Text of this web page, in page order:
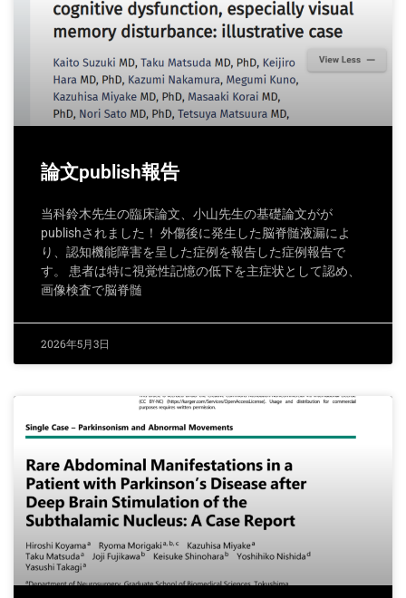
論文publish報告
当科鈴木先生の臨床論文、小山先生の基礎論文がが
publishされました！ 外傷後に発生した脳脊髄液漏によ
り、認知機能障害を呈した症例を報告した症例報告で
す。 患者は特に視覚性記憶の低下を主症状として認め、
画像検査で脳脊髄
2026年5月3日